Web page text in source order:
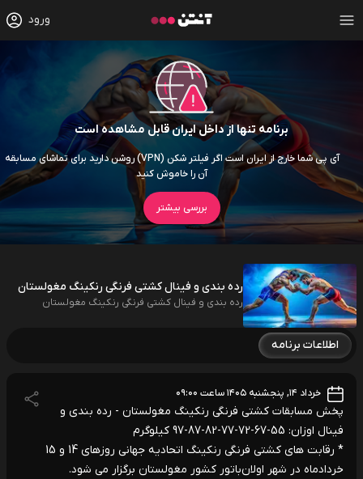
ورود
برنامه تنها از داخل ایران قابل مشاهده است
آی پی شما خارج از ایران است اگر فیلتر شکن (VPN) روشن دارید برای تماشای مسابقه
آن را خاموش کنید
بررسی بیشتر
رده بندی و فینال کشتی فرنگی رنکینگ مغولستان
رده بندی و فینال کشتی فرنگی رنکینگ مغولستان
اطلاعات برنامه
خرداد ۱۴, پنجشنبه ۱۴۰۵ ساعت ۰۹:۰۰
پخش مسابقات کشتی فرنگی رنکینگ مغولستان - رده بندی و
فینال اوزان: 55-67-72-77-82-87-97 کیلوگرم
* رقابت های کشتی فرنگی رنکینگ اتحادیه جهانی روزهای 14 و 15
خردادماه در شهر اولان‌باتور کشور مغولستان برگزار می شود.